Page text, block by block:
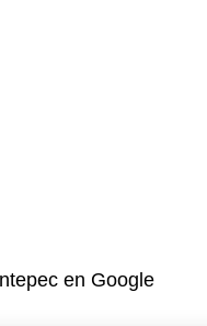
en Google